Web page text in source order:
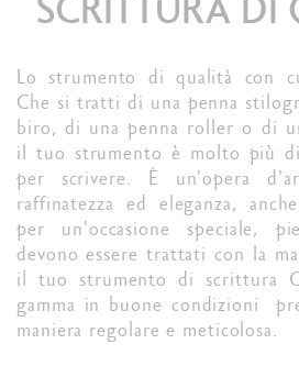
Lo strumento di qualità con
Che si tratti di una penna
biro, di una penna roller o di
il tuo strumento è molto più di
per scrivere. È un'opera
raffinatezza ed eleganza,
per un'occasione speciale,
devono essere trattati con la
il tuo strumento di scrittura
gamma in buone condizioni
maniera regolare e meticolosa.